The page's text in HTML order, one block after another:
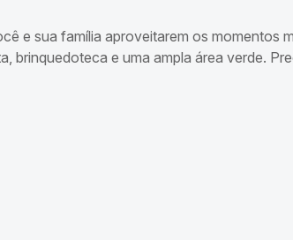
e sua família aproveitarem os momentos
brinquedoteca e uma ampla área verde.